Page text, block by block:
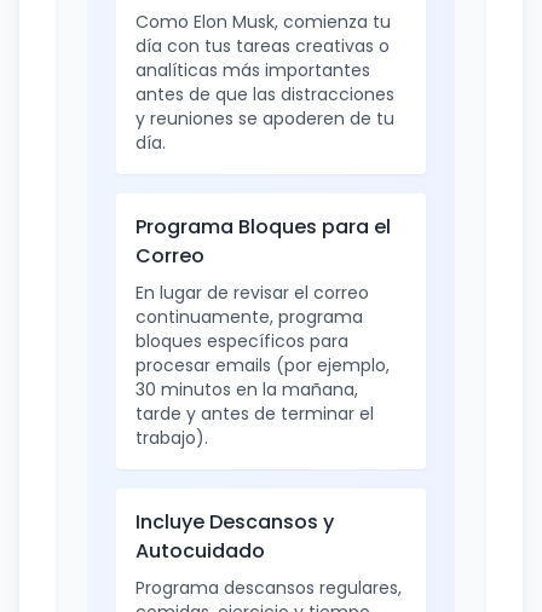
Como Elon Musk, comienza tu
día con tus tareas creativas o
analíticas más importantes
antes de que las distracciones
y reuniones se apoderen de tu
día.
Programa Bloques para el
Correo
En lugar de revisar el correo
continuamente, programa
bloques específicos para
procesar emails (por ejemplo,
30 minutos en la mañana,
tarde y antes de terminar el
trabajo).
Incluye Descansos y
Autocuidado
Programa descansos regulares,